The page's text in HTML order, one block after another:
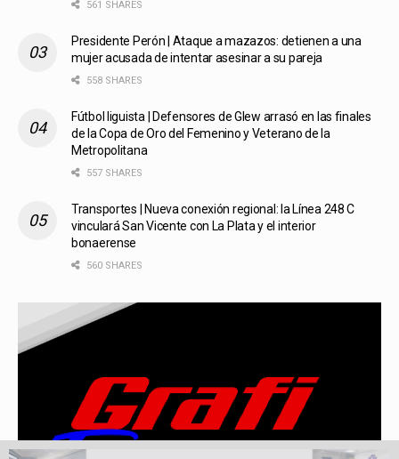
561 SHARES
Presidente Perón | Ataque a mazazos: detienen a una
mujer acusada de intentar asesinar a su pareja
558 SHARES
Fútbol liguista | Defensores de Glew arrasó en las finales
de la Copa de Oro del Femenino y Veterano de la
Metropolitana
557 SHARES
Transportes | Nueva conexión regional: la Línea 248 C
vinculará San Vicente con La Plata y el interior
bonaerense
560 SHARES